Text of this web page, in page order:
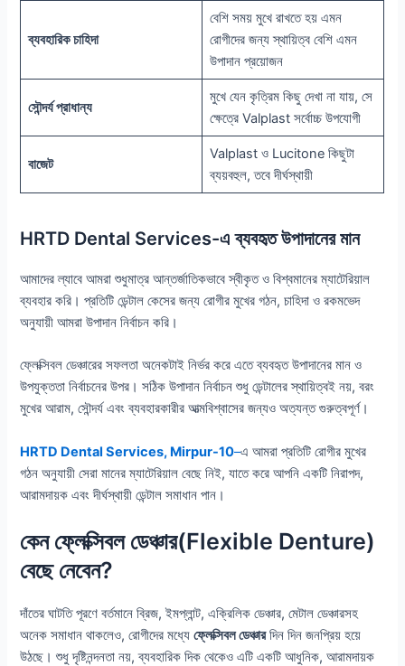
ব্যবহারিক চাহিদা
বেশি সময় মুখে রাখতে হয় এমন
রোগীদের জন্য স্থায়িত্ব বেশি এমন
উপাদান প্রয়োজন
সৌন্দর্য প্রাধান্য
মুখে যেন কৃত্রিম কিছু দেখা না যায়, সে
ক্ষেত্রে Valplast সর্বোচ্চ উপযোগী
বাজেট
Valplast ও Lucitone কিছুটা
ব্যয়বহুল, তবে দীর্ঘস্থায়ী
HRTD Dental Services-এ ব্যবহৃত উপাদানের মান
আমাদের ল্যাবে আমরা শুধুমাত্র আন্তর্জাতিকভাবে স্বীকৃত ও বিশ্বমানের ম্যাটেরিয়াল
ব্যবহার করি। প্রতিটি ডেন্টাল কেসের জন্য রোগীর মুখের গঠন, চাহিদা ও রকমভেদ
অনুযায়ী আমরা উপাদান নির্বাচন করি।
ফ্লেক্সিবল ডেঞ্চারের সফলতা অনেকটাই নির্ভর করে এতে ব্যবহৃত উপাদানের মান ও
উপযুক্ততা নির্বাচনের উপর। সঠিক উপাদান নির্বাচন শুধু ডেন্টালের স্থায়িত্বই নয়, বরং
মুখের আরাম, সৌন্দর্য এবং ব্যবহারকারীর আত্মবিশ্বাসের জন্যও অত্যন্ত গুরুত্বপূর্ণ।
HRTD Dental Services, Mirpur-10–এ আমরা প্রতিটি রোগীর মুখের
গঠন অনুযায়ী সেরা মানের ম্যাটেরিয়াল বেছে নিই, যাতে করে আপনি একটি নিরাপদ,
আরামদায়ক এবং দীর্ঘস্থায়ী ডেন্টাল সমাধান পান।
কেন ফ্লেক্সিবল ডেঞ্চার(Flexible Denture)
বেছে নেবেন?
দাঁতের ঘাটতি পূরণে বর্তমানে ব্রিজ, ইমপ্লান্ট, এক্রিলিক ডেঞ্চার, মেটাল ডেঞ্চারসহ
অনেক সমাধান থাকলেও, রোগীদের মধ্যেফ্লেক্সিবল ডেঞ্চারদিন দিন জনপ্রিয় হয়ে
উঠছে। শুধু দৃষ্টিনন্দনতা নয়, ব্যবহারিক দিক থেকেও এটি একটি আধুনিক, আরামদায়ক